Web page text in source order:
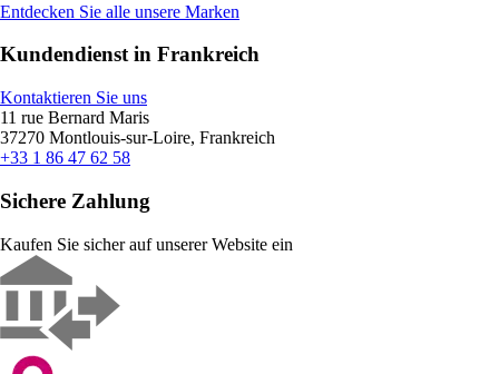
Entdecken Sie alle unsere Marken
Kundendienst in Frankreich
Kontaktieren Sie uns
11 rue Bernard Maris
37270 Montlouis-sur-Loire, Frankreich
+33 1 86 47 62 58
Sichere Zahlung
Kaufen Sie sicher auf unserer Website ein